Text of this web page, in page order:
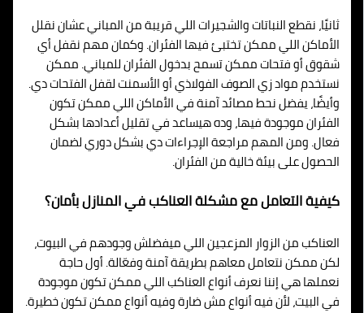
ثانيًا، نقطع النباتات والشجيرات اللي قريبة من المباني عشان نقلل
الأماكن اللي ممكن تختبئ فيها الفئران. وكمان مهم نقفل أي
شقوق أو فتحات ممكن تسمح بدخول الفئران للمباني. ممكن
نستخدم مواد زي الصوف الفولاذي أو الأسمنت لقفل الفتحات دي.
وأيضًا، يفضل نحط مصائد آمنة في الأماكن اللي ممكن تكون
الفئران موجودة فيها، وده هيساعد في تقليل أعدادها بشكل
فعال. ومن المهم مراجعة الإجراءات دي بشكل دوري لضمان
الحصول على بيئة خالية من الفئران.
كيفية التعامل مع مشكلة العناكب في المنازل بأمان؟
العناكب من الزوار المزعجين اللي ميفضلش وجودهم في البيوت،
لكن ممكن نتعامل معاهم بطريقة آمنة وفعّالة. أول حاجة
نعملها هي إننا نعرف أنواع العناكب اللي ممكن تكون موجودة
في البيت، لأن فيه أنواع مش ضارة وفيه أنواع ممكن تكون خطيرة.